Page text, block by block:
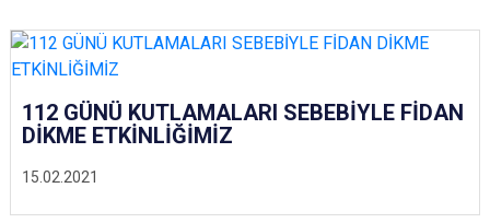
15.02.2021
112 GÜNÜ KUTLAMALARI SEBEBİYLE FİDAN
DİKME ETKİNLİĞİMİZ